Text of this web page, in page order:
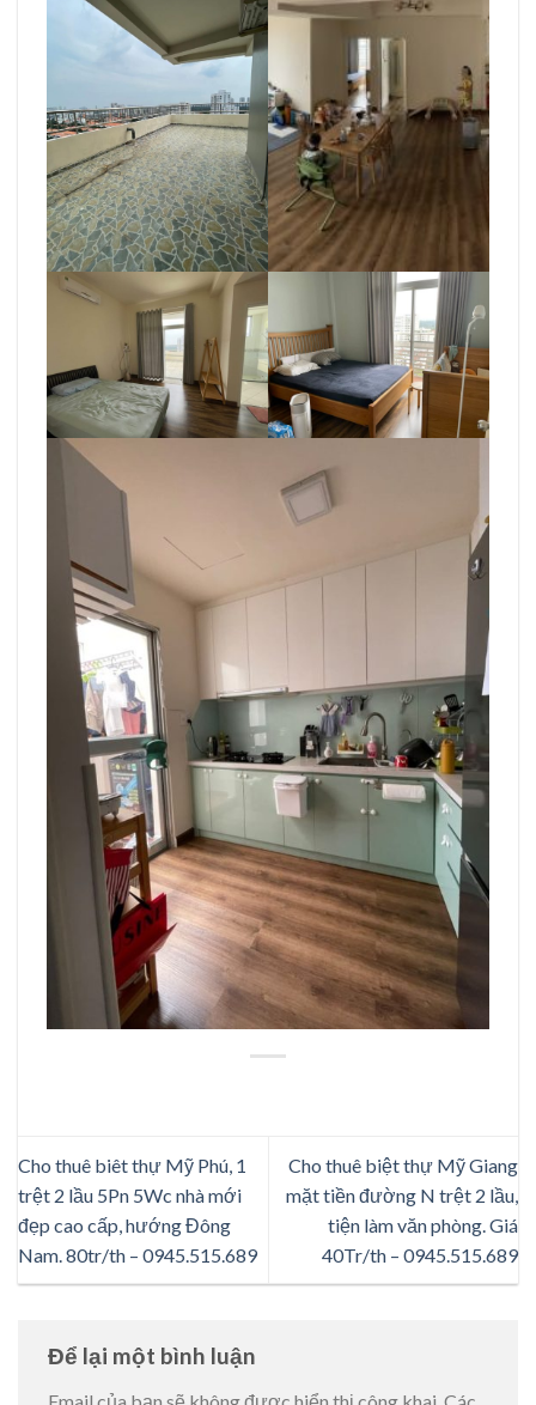
Cho thuê biêt thự Mỹ Phú, 1
trệt 2 lầu 5Pn 5Wc nhà mới
đẹp cao cấp, hướng Đông
Nam. 80tr/th – 0945.515.689
Cho thuê biệt thự Mỹ Giang
mặt tiền đường N trệt 2 lầu,
tiện làm văn phòng. Giá
40Tr/th – 0945.515.689
Để lại một bình luận